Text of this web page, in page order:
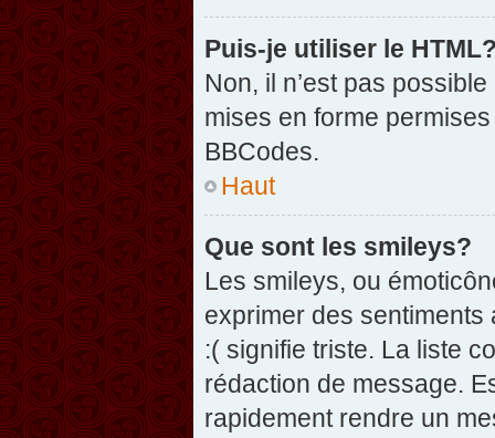
Puis-je utiliser le
Non, il n’est pas
mises en forme
BBCodes.
Haut
Que sont les smileys?
Les smileys, ou
exprimer des
:( signifie triste. La liste
rédaction de message.
rapidement rendre un